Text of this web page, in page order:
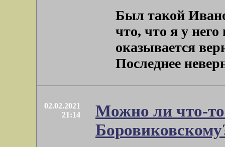
Был такой
что, что я у него
оказывается
Последнее
02.02.2021
21:14
Можно ли что-то